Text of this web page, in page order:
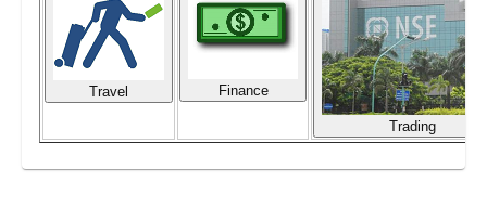
Travel Finance
Trading